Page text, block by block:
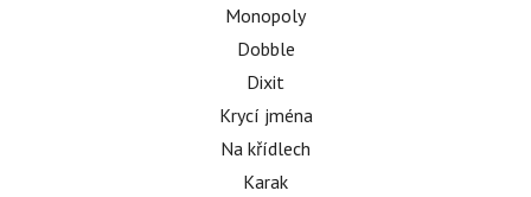
Monopoly
Dobble
Dixit
Krycí jména
Na křídlech
Karak